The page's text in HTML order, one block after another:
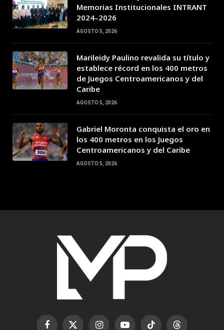
Memorias Institucionales INTRANT
2024–2026
AGOSTO 5, 2026
Marileidy Paulino revalida su título y
establece récord en los 400 metros
de Juegos Centroamericanos y del
Caribe
AGOSTO 5, 2026
Gabriel Moronta conquista el oro en
los 400 metros en los Juegos
Centroamericanos y del Caribe
AGOSTO 5, 2026